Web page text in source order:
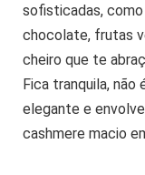
sofisticadas, como
chocolate, frutas
cheiro que te
Fica tranquila, não
elegante e
cashmere macio